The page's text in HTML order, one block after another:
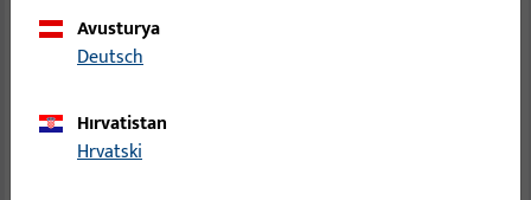
Avusturya
Deutsch
Hırvatistan
Hrvatski